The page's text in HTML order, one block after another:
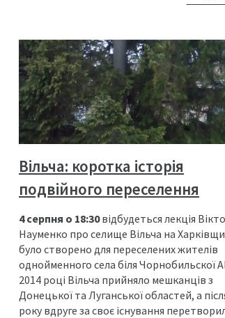
Вільча: коротка історія
подвійного переселення
4 серпня о 18:30відбудеться лекція
Науменко про селище Вільча на
було створено для переселених жителів
однойменного села біля Чорнобильскої
2014 році Вільча прийняло мешканців з
Донецької та Луганської областей, а
року вдруге за своє існування